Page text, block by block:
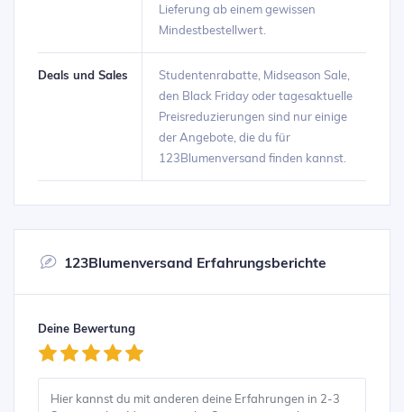
Lieferung ab einem gewissen
Mindestbestellwert.
Deals und Sales
Studentenrabatte, Midseason Sale,
den Black Friday oder tagesaktuelle
Preisreduzierungen sind nur einige
der Angebote, die du für
123Blumenversand finden kannst.
123Blumenversand Erfahrungsberichte
Deine Bewertung